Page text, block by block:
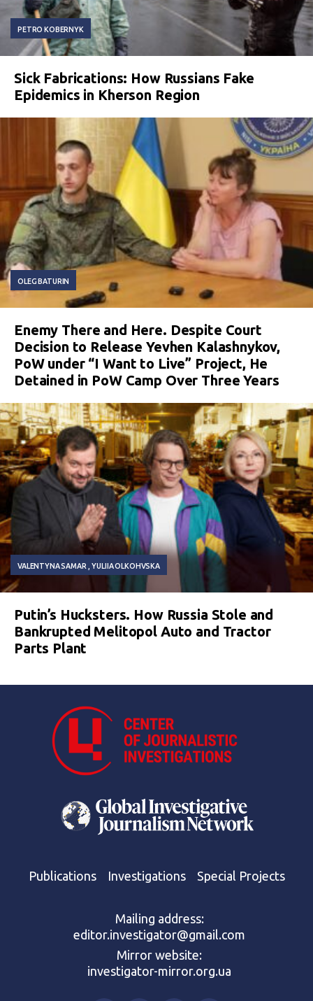
PETRO KOBERNYK
Sick Fabrications: How Russians Fake
Epidemics in Kherson Region
OLEG BATURIN
Enemy There and Here. Despite Court
Decision to Release Yevhen Kalashnykov,
PoW under “I Want to Live” Project, He
Detained in PoW Camp Over Three Years
VALENTYNA SAMAR YULIIA OLKOHVSKA
Putin’s Hucksters. How Russia Stole and
Bankrupted Melitopol Auto and Tractor
Parts Plant
Publications Investigations Special Projects
Mailing address:
editor.investigator@gmail.com
Mirror website:
investigator-mirror.org.ua